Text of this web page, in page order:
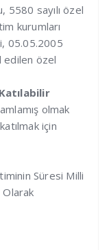
5580 sayılı özel
kurumları
05.05.2005
edilen özel
olmak
için
Süresi Milli
Olarak